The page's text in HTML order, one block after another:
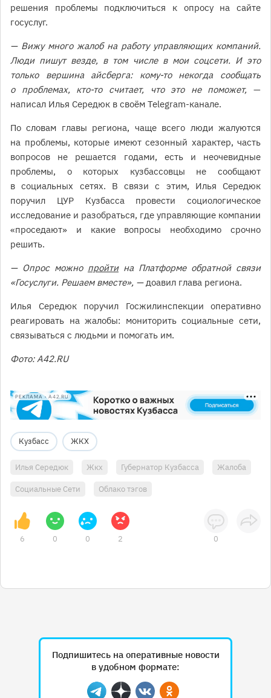
решения проблемы подключиться к опросу на сайте
госуслуг.
— Вижу много жалоб на работу управляющих компаний.
Люди пишут везде, в том числе в мои соцсети. И это
только вершина айсберга: кому-то некогда сообщать
о проблемах, кто-то считает, что это не поможет, —
написал Илья Середюк в своём Telegram-канале.
По словам главы региона, чаще всего люди жалуются
на проблемы, которые имеют сезонный характер, часть
вопросов не решается годами, есть и неочевидные
проблемы, о которых кузбассовцы не сообщают
в социальных сетях. В связи с этим, Илья Середюк
поручил ЦУР Кузбасса провести социологическое
исследование и разобраться, где управляющие компании
«проседают» и какие вопросы необходимо срочно
решить.
— Опрос можно пройтина Платформе обратной связи
«Госуслуги. Решаем вместе», —доавил глава региона.
Илья Середюк поручил Госжилинспекции оперативно
реагировать на жалобы: мониторить социальные сети,
связываться с людьми и помогать им.
Фото: A42.RU
РЕКЛАМА • A42.RU
Кузбасс ЖКХ
Илья Середюк Жкх Губернатор Кузбасса Жалоба
Социальные Сети Облако тэгов
6 0 0 2 0
Подпишитесь на оперативные новости
в удобном формате: